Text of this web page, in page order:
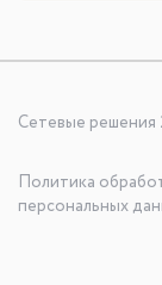
Сетевые решения
Политика
персональных